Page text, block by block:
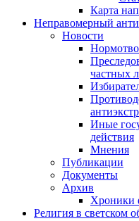
Карта
Неправомерный
Новости
частных
Иные
действия
Мнения
Публикации
Документы
Архив
Хроники
Религия в светском